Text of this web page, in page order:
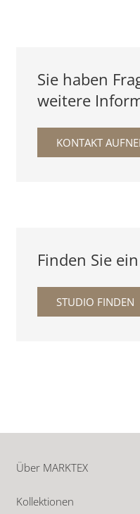
Sie haben
weitere
KONTAKT
Finden Sie
STUDIO FINDEN
Über MARKTEX
Kollektionen